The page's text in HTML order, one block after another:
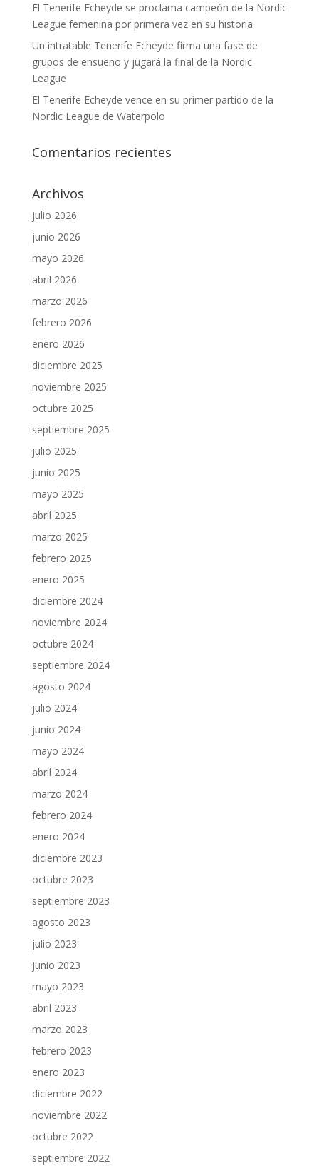
El Tenerife Echeyde se proclama campeón de la Nordic
League femenina por primera vez en su historia
Un intratable Tenerife Echeyde firma una fase de
grupos de ensueño y jugará la final de la Nordic
League
El Tenerife Echeyde vence en su primer partido de la
Nordic League de Waterpolo
Comentarios recientes
Archivos
julio 2026
junio 2026
mayo 2026
abril 2026
marzo 2026
febrero 2026
enero 2026
diciembre 2025
noviembre 2025
octubre 2025
septiembre 2025
julio 2025
junio 2025
mayo 2025
abril 2025
marzo 2025
febrero 2025
enero 2025
diciembre 2024
noviembre 2024
octubre 2024
septiembre 2024
agosto 2024
julio 2024
junio 2024
mayo 2024
abril 2024
marzo 2024
febrero 2024
enero 2024
diciembre 2023
octubre 2023
septiembre 2023
agosto 2023
julio 2023
junio 2023
mayo 2023
abril 2023
marzo 2023
febrero 2023
enero 2023
diciembre 2022
noviembre 2022
octubre 2022
septiembre 2022